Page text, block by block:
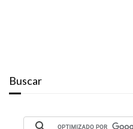
Buscar